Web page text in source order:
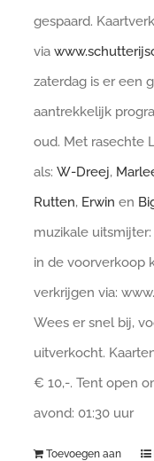
gespaard.
via
zaterdag is er een
aantrekkelijk
oud. Met rasechte
als: W-Dreej,
Rutten, Erwin en
muzikale uitsmijter:
in de voorverkoop
verkrijgen via:
Wees er snel bij,
uitverkocht.
€ 10,-. Tent open
avond: 01:30 uur
Toevoegen aan